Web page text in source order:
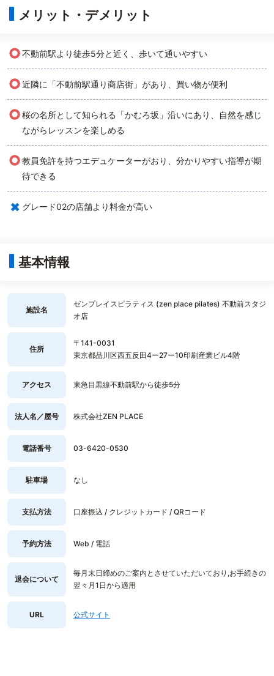
メリット・デメリット
○不動前駅より徒歩5分と近く、歩いて通いやすい
○近隣に「不動前駅通り商店街」があり、買い物が便利
○桜の名所として知られる「かむろ坂」沿いにあり、自然を感じ
ながらレッスンを楽しめる
○教員免許を持つエデュケーターがおり、分かりやすい指導が期
待できる
× グレード02の店舗より料金が高い
基本情報
施設名
ゼンプレイスピラティス (zen place pilates) 不動前スタジ
オ店
住所
〒141-0031
東京都品川区西五反田4ー27ー10印刷産業ビル4階
アクセス 東急目黒線不動前駅から徒歩5分
法人名／屋号 株式会社ZEN PLACE
電話番号 03-6420-0530
駐車場 なし
支払方法 口座振込 / クレジットカード / QRコード
予約方法 Web / 電話
退会について
毎月末日締めのご案内とさせていただいており,お手続きの
翌々月1日から適用
URL 公式サイト